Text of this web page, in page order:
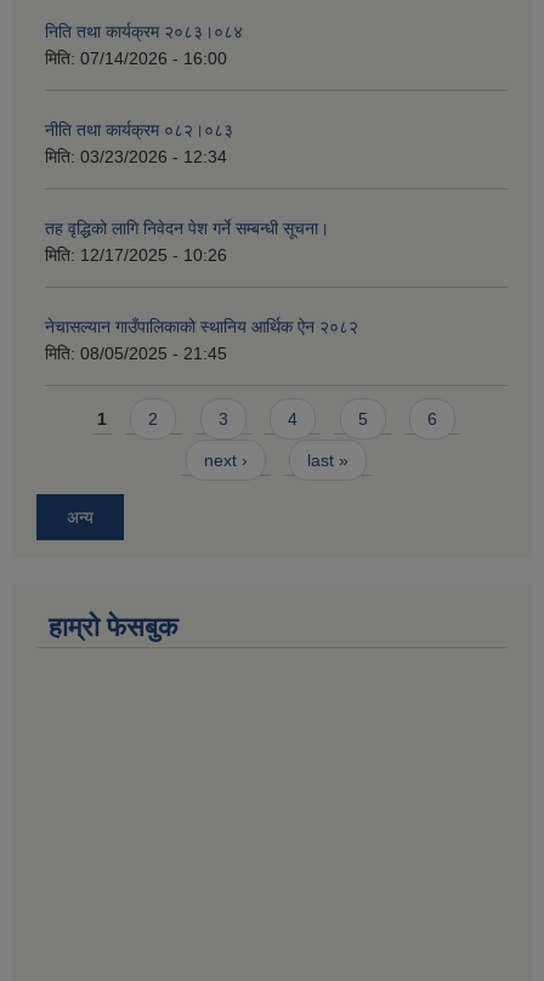
निति तथा कार्यक्रम २०८३।०८४
मिति: 07/14/2026 - 16:00
नीति तथा कार्यक्रम ०८२।०८३
मिति: 03/23/2026 - 12:34
तह वृद्धिको लागि निवेदन पेश गर्ने सम्बन्धी सूचना।
मिति: 12/17/2025 - 10:26
नेचासल्यान गाउँपालिकाको स्थानिय आर्थिक ऐन २०८२
मिति: 08/05/2025 - 21:45
Pages
1 2 3 4 5 6
next › last »
अन्य
हाम्राे फेसबुक